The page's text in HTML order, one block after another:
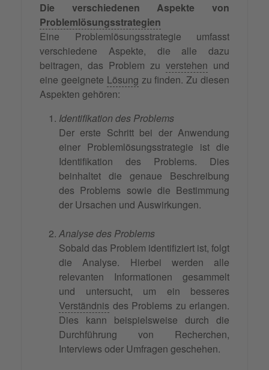
Die verschiedenen Aspekte von
Problemlösungsstrategien
Eine Problemlösungsstrategie umfasst
verschiedene Aspekte, die alle dazu
beitragen, das Problem zu verstehen und
eine geeignete Lösung zu finden. Zu diesen
Aspekten gehören:
Identifikation des Problems
Der erste Schritt bei der Anwendung
einer Problemlösungsstrategie ist die
Identifikation des Problems. Dies
beinhaltet die genaue Beschreibung
des Problems sowie die Bestimmung
der Ursachen und Auswirkungen.
Analyse des Problems
Sobald das Problem identifiziert ist, folgt
die Analyse. Hierbei werden alle
relevanten Informationen gesammelt
und untersucht, um ein besseres
Verständnis des Problems zu erlangen.
Dies kann beispielsweise durch die
Durchführung von Recherchen,
Interviews oder Umfragen geschehen.